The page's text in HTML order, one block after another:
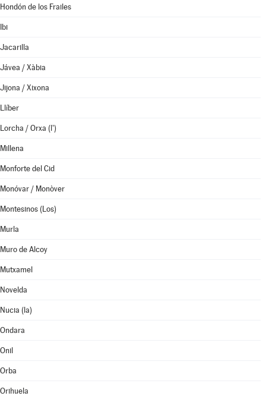
Hondón de los Frailes
Ibi
Jacarilla
Jávea / Xàbia
Jijona / Xixona
Llíber
Lorcha / Orxa (l')
Millena
Monforte del Cid
Monóvar / Monòver
Montesinos (Los)
Murla
Muro de Alcoy
Mutxamel
Novelda
Nucia (la)
Ondara
Onil
Orba
Orihuela